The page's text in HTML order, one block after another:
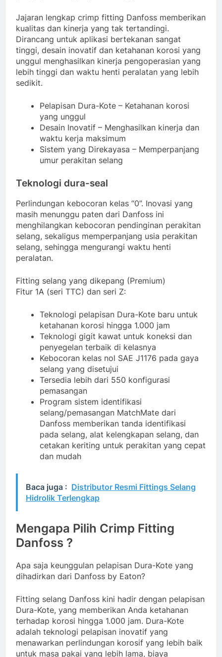
Jajaran lengkap crimp fitting Danfoss memberikan
kualitas dan kinerja yang tak tertandingi.
Dirancang untuk aplikasi bertekanan sangat
tinggi, desain inovatif dan ketahanan korosi yang
unggul menghasilkan kinerja pengoperasian yang
lebih tinggi dan waktu henti peralatan yang lebih
sedikit.
Pelapisan Dura-Kote – Ketahanan korosi
yang unggul
Desain Inovatif – Menghasilkan kinerja dan
waktu kerja maksimum
Sistem yang Direkayasa – Memperpanjang
umur perakitan selang
Teknologi dura-seal
Perlindungan kebocoran kelas “0”. Inovasi yang
masih menunggu paten dari Danfoss ini
menghilangkan kebocoran pendinginan perakitan
selang, sekaligus memperpanjang usia perakitan
selang, sehingga mengurangi waktu henti
peralatan.
Fitting selang yang dikepang (Premium)
Fitur 1A (seri TTC) dan seri Z:
Teknologi pelapisan Dura-Kote baru untuk
ketahanan korosi hingga 1.000 jam
Teknologi gigit kawat untuk koneksi dan
penyegelan terbaik di kelasnya
Kebocoran kelas nol SAE J1176 pada gaya
selang yang disetujui
Tersedia lebih dari 550 konfigurasi
pemasangan
Program sistem identifikasi
selang/pemasangan MatchMate dari
Danfoss memberikan tanda identifikasi
pada selang, alat kelengkapan selang, dan
cetakan keriting untuk perakitan yang cepat
dan mudah
Baca juga : Distributor Resmi Fittings Selang
Hidrolik Terlengkap
Mengapa Pilih Crimp Fitting
Danfoss ?
Apa saja keunggulan pelapisan Dura-Kote yang
dihadirkan dari Danfoss by Eaton?
Fitting selang Danfoss kini hadir dengan pelapisan
Dura-Kote, yang memberikan Anda ketahanan
terhadap korosi hingga 1.000 jam. Dura-Kote
adalah teknologi pelapisan inovatif yang
menawarkan perlindungan korosif yang lebih baik
untuk masa pakai yang lebih lama, biaya